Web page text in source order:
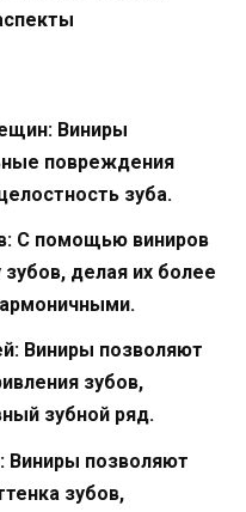
Виниры
повреждения
зуба.
С помощью виниров
делая их более
Виниры позволяют
зубов,
зубной ряд.
Виниры позволяют
зубов,